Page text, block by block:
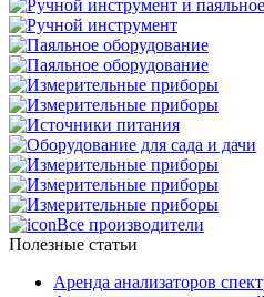
Все производители
Полезные статьи
Аренда анализаторов